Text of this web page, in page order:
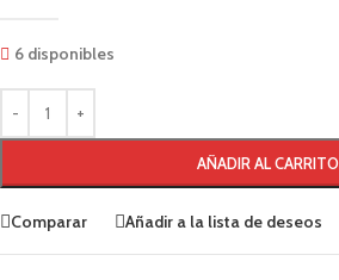
6 disponibles
AÑADIR AL CARRITO
Comparar Añadir a la lista de deseos